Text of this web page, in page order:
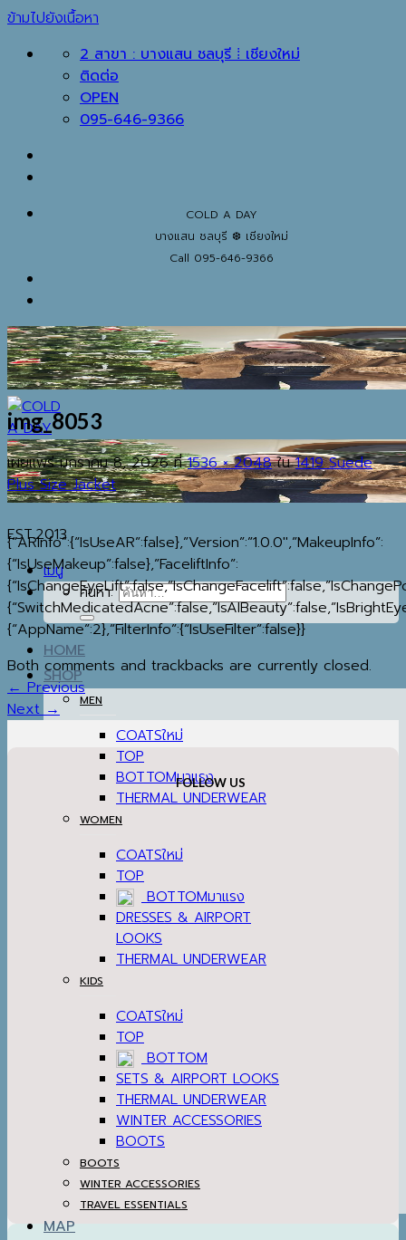
ข้ามไปยังเนื้อหา
2 สาขา : บางแสน ชลบุรี ⁞ เชียงใหม่
ติดต่อ
OPEN
095-646-9366
COLD A DAY
บางแสน ชลบุรี ❆ เชียงใหม่
Call 095-646-9366
EST.2013
เมนู
ค้นหา:
HOME
SHOP
MEN
COATS
TOP
BOTTOM
THERMAL UNDERWEAR
WOMEN
COATS
TOP
BOTTOM
DRESSES & AIRPORT
LOOKS
THERMAL UNDERWEAR
KIDS
COATS
TOP
BOTTOM
SETS & AIRPORT LOOKS
THERMAL UNDERWEAR
WINTER ACCESSORIES
BOOTS
BOOTS
WINTER ACCESSORIES
TRAVEL ESSENTIALS
MAP
img_8053
เผยแพร่มกราคม 8, 2026ที่1536 × 2048ใน1419 Suede
Plus Size Jacket
{“ARInfo”:{“IsUseAR”:false},”Version”:”1.0.0″,”MakeupInfo”:
{“IsUseMakeup”:false},”FaceliftInfo”:
{“AppName”:2},”FilterInfo”:{“IsUseFilter”:false}}
Both comments and trackbacks are currently closed.
←Previous
Next→
FOLLOW US